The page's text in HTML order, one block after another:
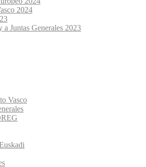
2024
Juntas Generales 2023
Vasco